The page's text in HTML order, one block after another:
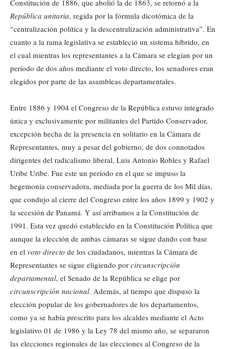
Constitución de 1886, que abolió la de 1863, se retornó a la
República unitaria, regida por la fórmula dicotómica de la
“centralización política y la descentralización administrativa”. En
cuanto a la rama legislativa se estableció un sistema híbrido, en
el cual mientras los representantes a la Cámara se elegían por un
período de dos años mediante el voto directo, los senadores eran
elegidos por parte de las asambleas departamentales.
Entre 1886 y 1904 el Congreso de la República estuvo integrado
única y exclusivamente por militantes del Partido Conservador,
excepción hecha de la presencia en solitario en la Cámara de
Representantes, muy a pesar del gobierno, de dos connotados
dirigentes del radicalismo liberal, Luis Antonio Robles y Rafael
Uribe Uribe. Fue este un período en el que se impuso la
hegemonía conservadora, mediada por la guerra de los Mil días,
que condujo al cierre del Congreso entre los años 1899 y 1902 y
la secesión de Panamá. Y así arribamos a la Constitución de
1991. Esta vez quedó establecido en la Constitución Política que
aunque la elección de ambas cámaras se sigue dando con base
en el voto directo de los ciudadanos, mientras la Cámara de
Representantes se sigue eligiendo por circunscripción
departamental, el Senado de la República se elige por
circunscripción nacional. Además, al tiempo que dispuso la
elección popular de los gobernadores de los departamentos,
como ya se había prescrito para los alcaldes mediante el Acto
legislativo 01 de 1986 y la Ley 78 del mismo año, se separaron
las elecciones regionales de las elecciones al Congreso de la